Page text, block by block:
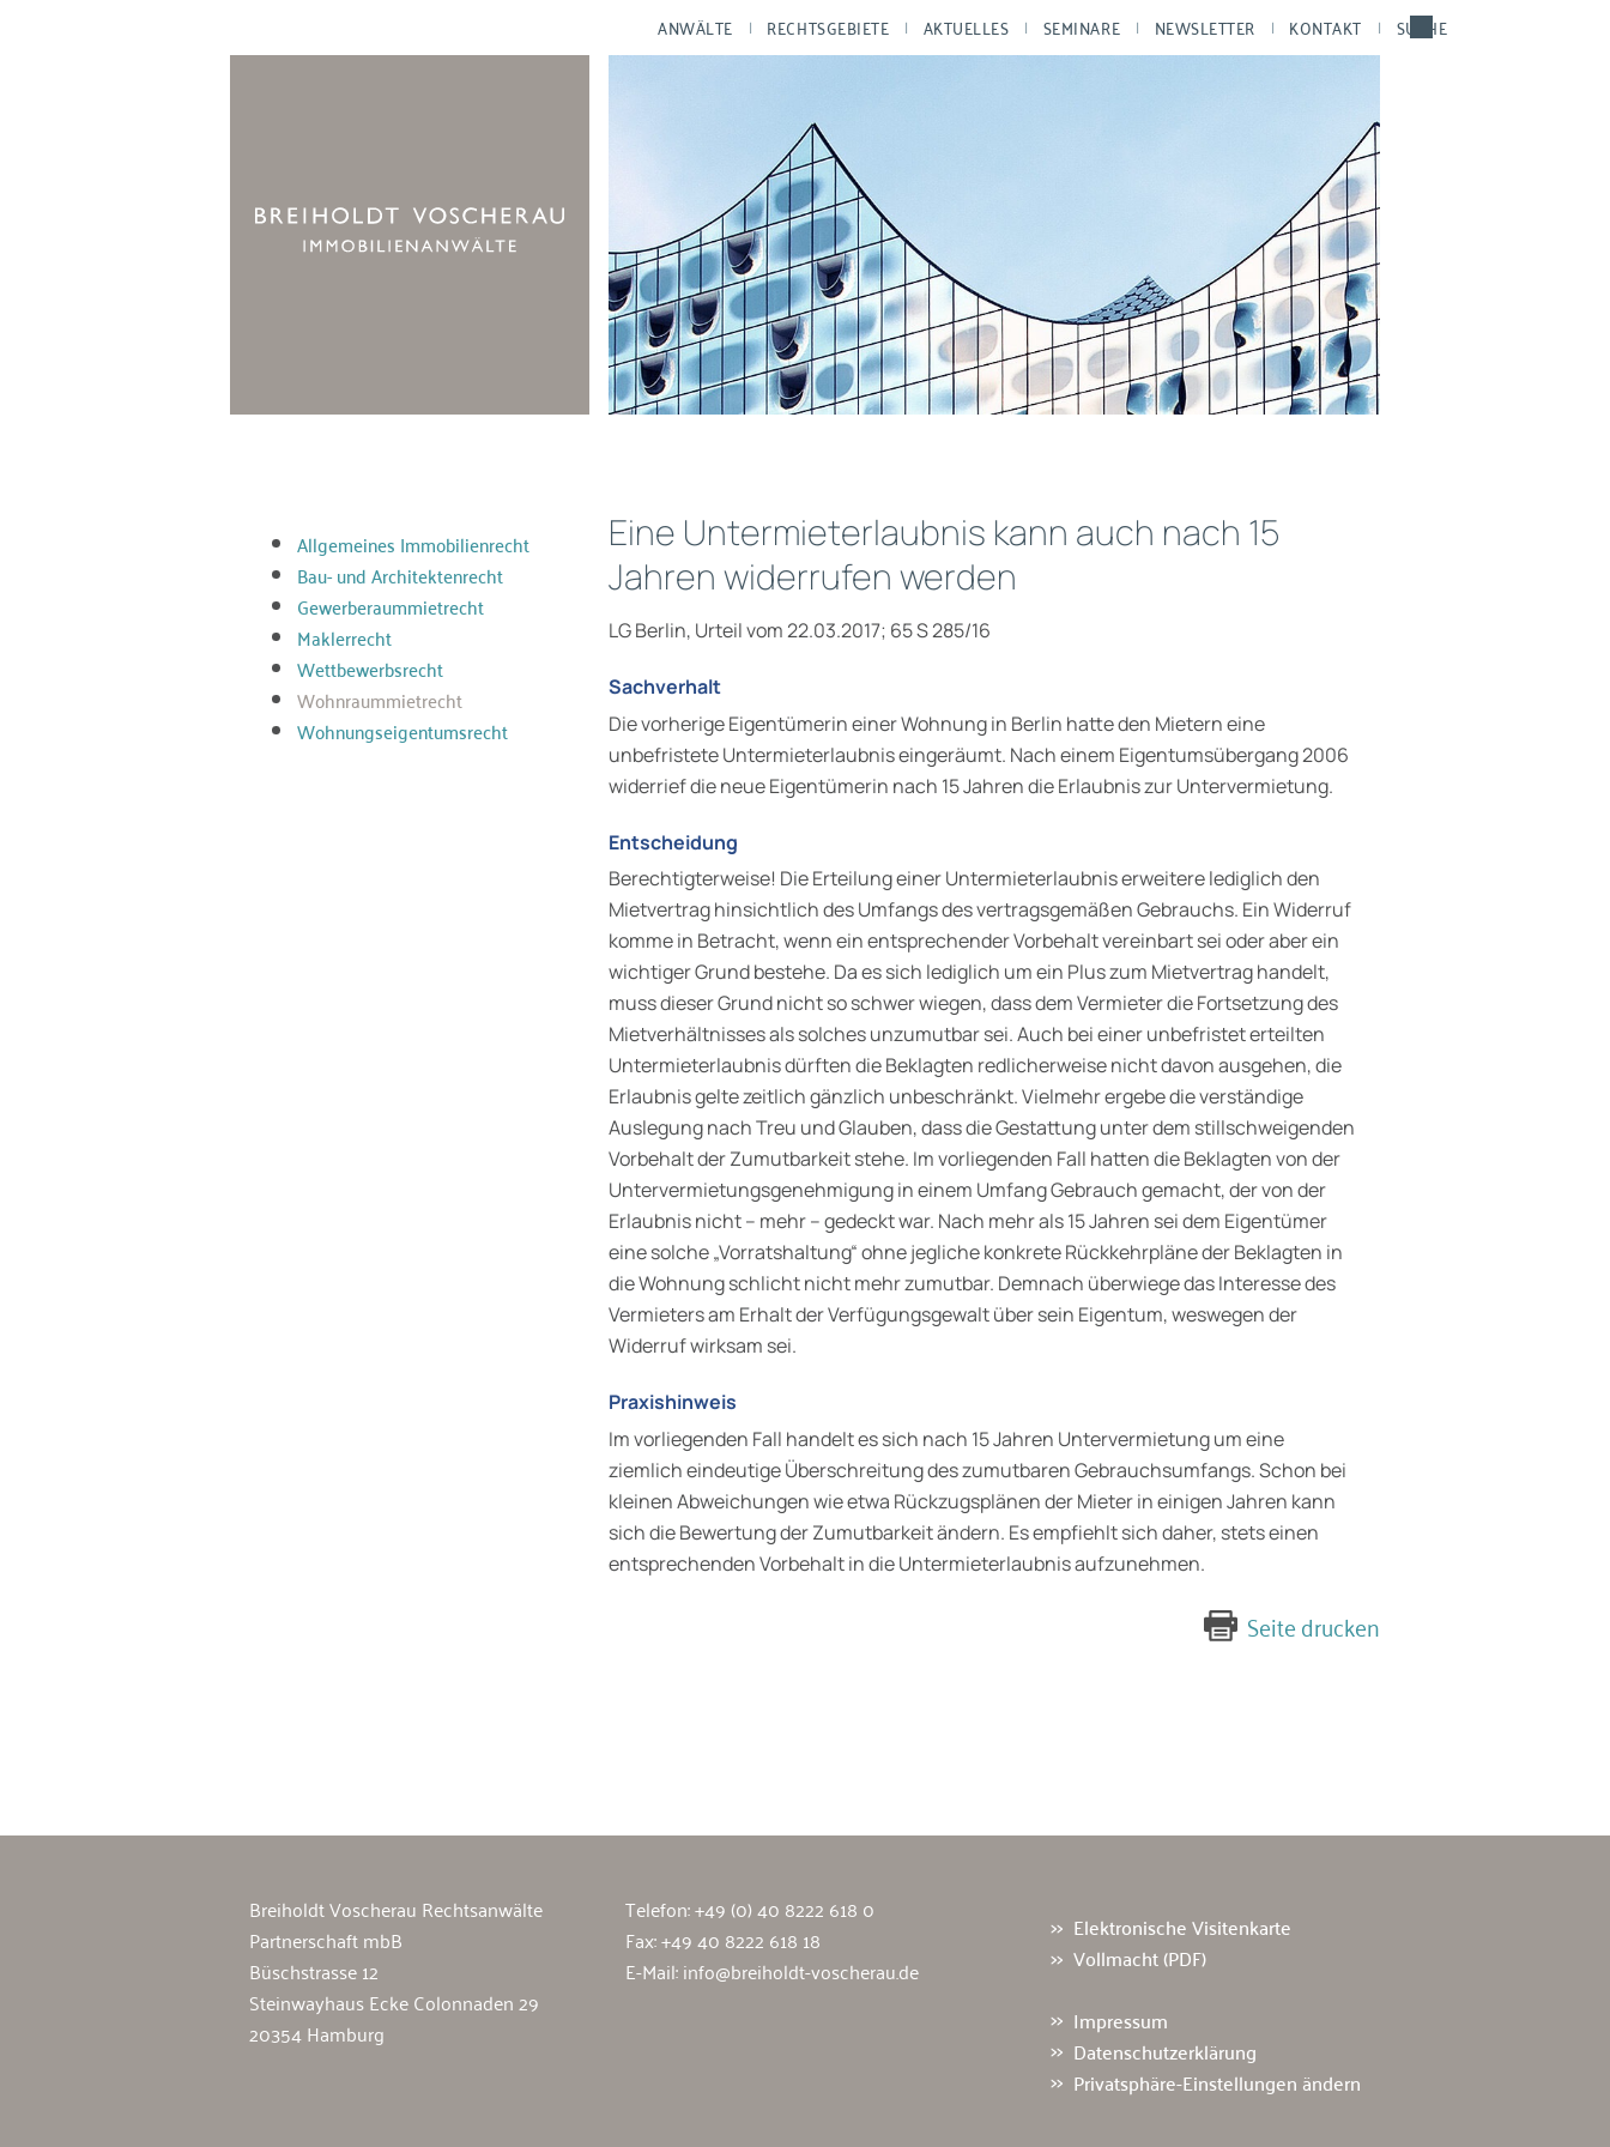
ANWÄLTE RECHTSGEBIETE AKTUELLES SEMINARE NEWSLETTER KONTAKT SUCHE
Allgemeines Immobilienrecht
Bau- und Architektenrecht
Gewerberaummietrecht
Maklerrecht
Wettbewerbsrecht
Wohnraummietrecht
Wohnungseigentumsrecht
Eine Untermieterlaubnis kann auch nach 15
Jahren widerrufen werden
LG Berlin, Urteil vom 22.03.2017; 65 S 285/16
Sachverhalt
Die vorherige Eigentümerin einer Wohnung in Berlin hatte den Mietern eine
unbefristete Untermieterlaubnis eingeräumt. Nach einem Eigentumsübergang 2006
widerrief die neue Eigentümerin nach 15 Jahren die Erlaubnis zur Untervermietung.
Entscheidung
Berechtigterweise! Die Erteilung einer Untermieterlaubnis erweitere lediglich den
Mietvertrag hinsichtlich des Umfangs des vertragsgemäßen Gebrauchs. Ein Widerruf
komme in Betracht, wenn ein entsprechender Vorbehalt vereinbart sei oder aber ein
wichtiger Grund bestehe. Da es sich lediglich um ein Plus zum Mietvertrag handelt,
muss dieser Grund nicht so schwer wiegen, dass dem Vermieter die Fortsetzung des
Mietverhältnisses als solches unzumutbar sei. Auch bei einer unbefristet erteilten
Untermieterlaubnis dürften die Beklagten redlicherweise nicht davon ausgehen, die
Erlaubnis gelte zeitlich gänzlich unbeschränkt. Vielmehr ergebe die verständige
Auslegung nach Treu und Glauben, dass die Gestattung unter dem stillschweigenden
Vorbehalt der Zumutbarkeit stehe. Im vorliegenden Fall hatten die Beklagten von der
Untervermietungsgenehmigung in einem Umfang Gebrauch gemacht, der von der
Erlaubnis nicht – mehr – gedeckt war. Nach mehr als 15 Jahren sei dem Eigentümer
eine solche „Vorratshaltung“ ohne jegliche konkrete Rückkehrpläne der Beklagten in
die Wohnung schlicht nicht mehr zumutbar. Demnach überwiege das Interesse des
Vermieters am Erhalt der Verfügungsgewalt über sein Eigentum, weswegen der
Widerruf wirksam sei.
Praxishinweis
Im vorliegenden Fall handelt es sich nach 15 Jahren Untervermietung um eine
ziemlich eindeutige Überschreitung des zumutbaren Gebrauchsumfangs. Schon bei
kleinen Abweichungen wie etwa Rückzugsplänen der Mieter in einigen Jahren kann
sich die Bewertung der Zumutbarkeit ändern. Es empfiehlt sich daher, stets einen
entsprechenden Vorbehalt in die Untermieterlaubnis aufzunehmen.
Seite drucken
Breiholdt Voscherau Rechtsanwälte
Partnerschaft mbB
Büschstrasse 12
Steinwayhaus Ecke Colonnaden 29
20354 Hamburg
Telefon:+49 (0) 40 8222 618 0
Fax: +49 40 8222 618 18
E-Mail:info@breiholdt-voscherau.de
Elektronische Visitenkarte
Vollmacht (PDF)
Impressum
Datenschutzerklärung
Privatsphäre-Einstellungen ändern